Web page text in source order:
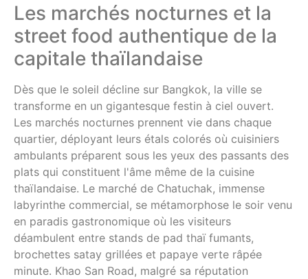
Les marchés nocturnes et la
street food authentique de la
capitale thaïlandaise
Dès que le soleil décline sur Bangkok, la ville se
transforme en un gigantesque festin à ciel ouvert.
Les marchés nocturnes prennent vie dans chaque
quartier, déployant leurs étals colorés où cuisiniers
ambulants préparent sous les yeux des passants des
plats qui constituent l'âme même de la cuisine
thaïlandaise. Le marché de Chatuchak, immense
labyrinthe commercial, se métamorphose le soir venu
en paradis gastronomique où les visiteurs
déambulent entre stands de pad thaï fumants,
brochettes satay grillées et papaye verte râpée
minute. Khao San Road, malgré sa réputation